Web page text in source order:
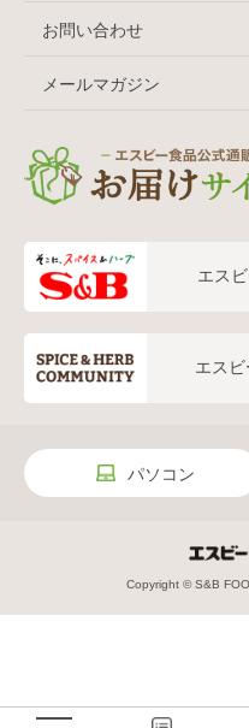
お問い合わせ
メールマガジン
エス
エス
パソコン
Copyright © S&B